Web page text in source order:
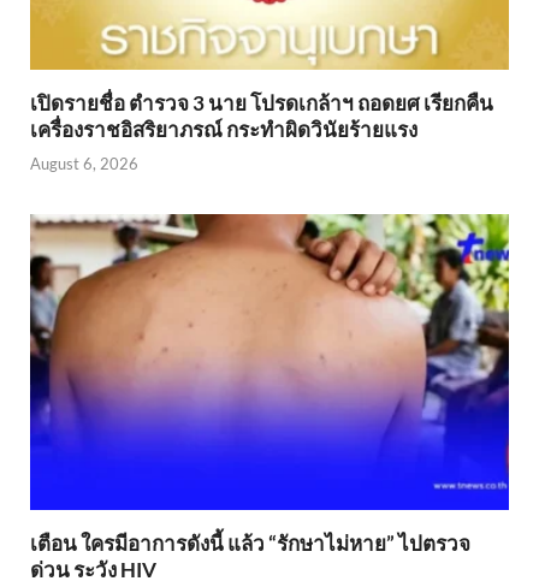
เปิดรายชื่อ ตำรวจ 3 นาย โปรดเกล้าฯ ถอดยศ เรียกคืน
เครื่องราชอิสริยาภรณ์ กระทำผิดวินัยร้ายแรง
August 6, 2026
เตือน ใครมีอาการดังนี้ แล้ว “รักษาไม่หาย” ไปตรวจ
ด่วน ระวัง HIV